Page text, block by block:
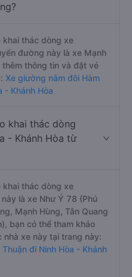
khai thác dòng xe
đường này là xe Mạnh
thông tin và đặt vé
Xe giường nằm đôi Hàm
- Khánh Hòa
khai thác dòng
- Khánh Hòa từ
khai thác dòng xe
là xe Như Ý 78 (Phú
Mạnh Hùng, Tân Quang
bạn có thể tham khảo
xe này tại trang này:
đi Ninh Hòa - Khánh